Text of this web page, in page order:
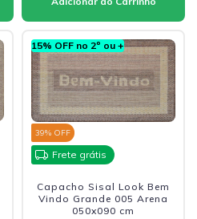
15% OFF no 2º ou +
39% OFF
Frete grátis
Capacho Sisal Look Bem
Vindo Grande 005 Arena
050x090 cm